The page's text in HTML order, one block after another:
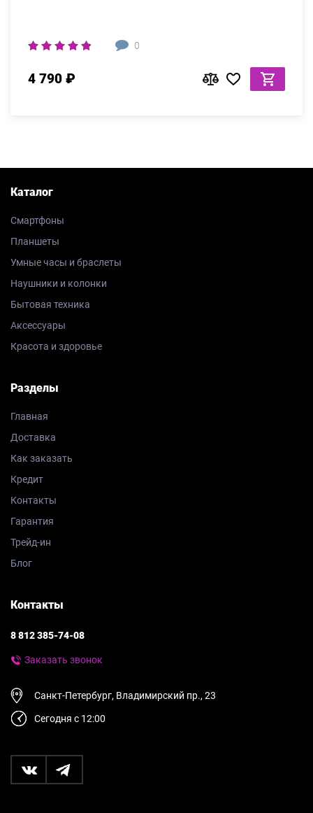
0
4 790 ₽
Каталог
Смартфоны
Планшеты
Умные часы и браслеты
Наушники и колонки
Бытовая техника
Аксессуары
Красота и здоровье
Разделы
Главная
Доставка
Как заказать
Кредит
Контакты
Гарантия
Трейд-ин
Блог
Контакты
8 812 385-74-08
Заказать звонок
Санкт-Петербург, Владимирский пр., 23
Сегодня с 12:00